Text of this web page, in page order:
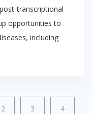
transcriptional
opportunities to
including
2 3 4